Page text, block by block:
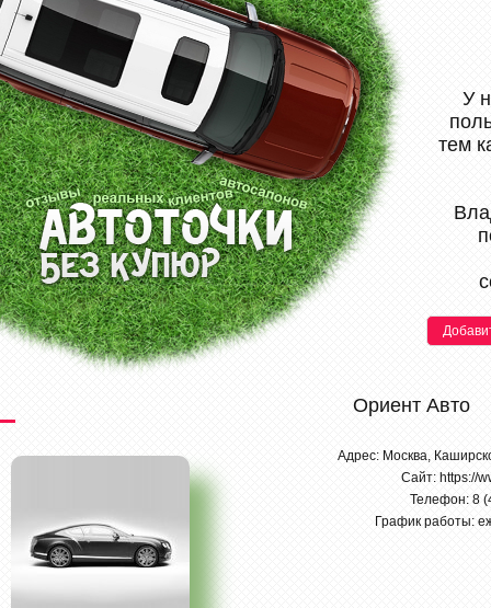
У
тем
Ориент Авто
Адрес: Москва,
Сайт: https://
Телефон: 8
График работы: